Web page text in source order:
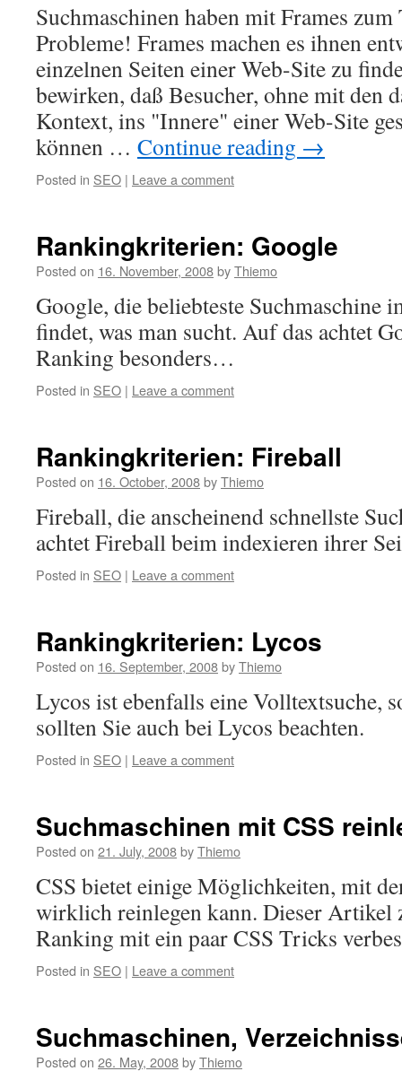
Suchmaschinen haben mit Frames
Probleme! Frames machen es ihnen
einzelnen Seiten einer Web-Site zu
bewirken, daß Besucher, ohne mit den
Kontext, ins "Innere" einer Web-Site
können … Continue reading →
Posted in SEO | Leave a comment
Rankingkriterien: Google
Posted on 16. November, 2008byThiemo
Google, die beliebteste Suchmaschine
findet, was man sucht. Auf das achtet
Ranking besonders…
Posted in SEO | Leave a comment
Rankingkriterien: Fireball
Posted on 16. October, 2008byThiemo
Fireball, die anscheinend schnellste
achtet Fireball beim indexieren ihrer
Posted in SEO | Leave a comment
Rankingkriterien: Lycos
Posted on 16. September, 2008byThiemo
Lycos ist ebenfalls eine Volltextsuche,
sollten Sie auch bei Lycos beachten.
Posted in SEO | Leave a comment
Suchmaschinen mit CSS
Posted on 21. July, 2008byThiemo
CSS bietet einige Möglichkeiten, mit
wirklich reinlegen kann. Dieser Artikel
Ranking mit ein paar CSS Tricks
Posted in SEO | Leave a comment
Suchmaschinen,
Posted on 26. May, 2008byThiemo